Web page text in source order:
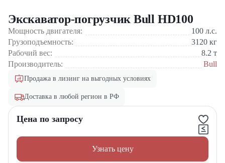
Экскаватор-погрузчик Bull HD100
Мощность двигателя: 100 л.с.
Грузоподъемность:
3120 кг
Рабочий вес:
8.2 т
Производитель:
Bull
Продажа в лизинг на выгодных условиях
Доставка в любой регион в РФ
Цена по запросу
Узнать цену